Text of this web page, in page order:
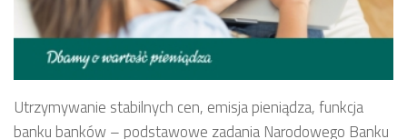
Utrzymywanie stabilnych cen, emisja pieniądza, funkcja
banku banków – podstawowe zadania Narodowego Banku